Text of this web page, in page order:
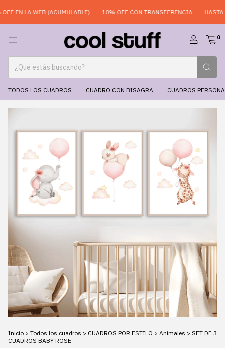
EN LA WEB (ACUMULABLE) 10% OFF CON TRANSFERENCIA HASTA
0
TODOS LOS CUADROS CUADRO CON BISAGRA CUADROS
Inicio > Todos los cuadros > CUADROS POR ESTILO > Animales > SET DE 3
CUADROS BABY ROSE